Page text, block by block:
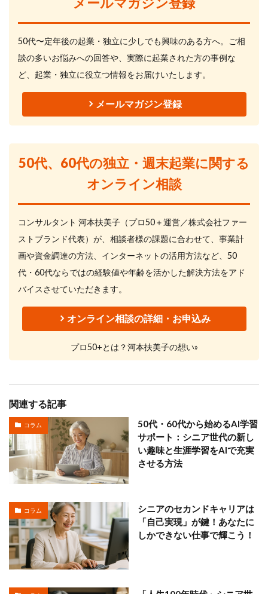
50代〜定年後の起業・独立に少しでも興味のある方へ。ご相
談の多いお悩みへの回答や、実際に起業された方の事例な
ど、起業・独立に役立つ情報をお届けいたします。
メールマガジン登録
50代、60代の独立・週末起業に関する
オンライン相談
コンサルタント 河本扶美子（プロ50＋運営／株式会社ファー
ストブランド代表）が、相談者様の課題に合わせて、事業計
画や資金調達の方法、インターネットの活用方法など、50
代・60代ならではの経験値や年齢を活かした解決方法をアド
バイスさせていただきます。
オンライン相談の詳細・お申込み
プロ50+とは？河本扶美子の想い»
関連する記事
コラム
50代・60代から始めるAI学習
サポート：シニア世代の新し
い趣味と生涯学習をAIで充実
させる方法
コラム
シニアのセカンドキャリアは
「自己実現」が鍵！あなたに
しかできない仕事で輝こう！